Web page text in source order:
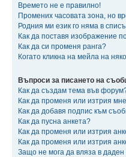
Времето не е правилно!
Промених часовата зона, но
Родния ми език го няма в
Как да поставя изображение
Как да си променя ранга?
Когато кликна на мейла на
Въпроси за писането на
Как да създам тема във
Как да променя или изтрия
Как да добавя подпис към
Как да пусна анкета?
Как да променя или изтрия
Как да променя или изтрия
Защо не мога да вляза в